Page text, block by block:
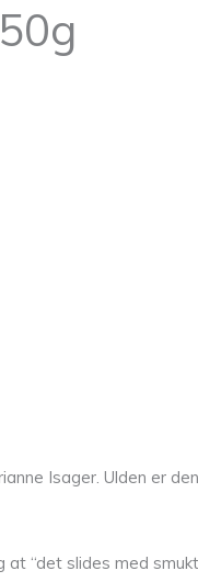
Isager. Ulden er
“det slides med